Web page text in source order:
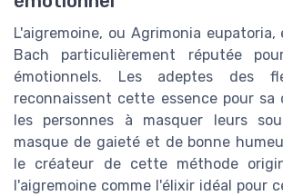
L'aigremoine, ou Agrimonia
Bach particulièrement réputée
émotionnels. Les adeptes des
reconnaissent cette essence pour sa
les personnes à masquer leurs
masque de gaieté et de bonne
le créateur de cette méthode
l'aigremoine comme l'élixir idéal pour